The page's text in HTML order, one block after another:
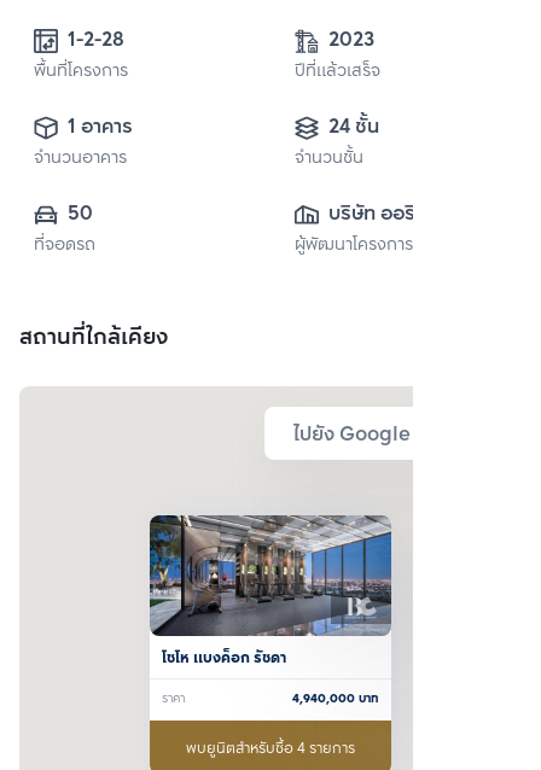
1-2-28
พื้นที่โครงการ
2023
ปีที่แล้วเสร็จ
1 อาคาร
จำนวนอาคาร
24 ชั้น
จำนวนชั้น
50
ที่จอดรถ
บริษัท ออริจิ้น
พร็อพเพอร์ตี้ จำกัด
ผู้พัฒนาโครงการ
สถานที่ใกล้เคียง
ไปยัง Google Map
โซโห​ แบงค็อก​ รัชดา
ราคา 4,940,000บาท
พบยูนิตสำหรับซื้อ 4 รายการ